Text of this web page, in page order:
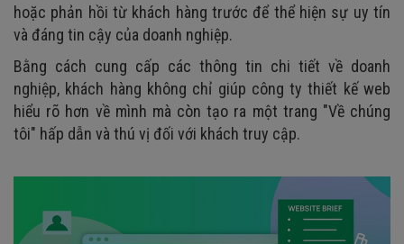
hoặc phản hồi từ khách hàng trước để thể hiện sự uy tín
và đáng tin cậy của doanh nghiệp.
Bằng cách cung cấp các thông tin chi tiết về doanh
nghiệp, khách hàng không chỉ giúp công ty thiết kế web
hiểu rõ hơn về mình mà còn tạo ra một trang "Về chúng
tôi" hấp dẫn và thú vị đối với khách truy cập.